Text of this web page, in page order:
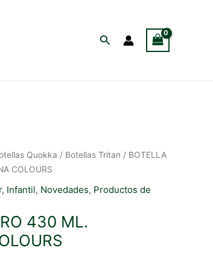
Buscar
Quokka / Botellas Tritan / BOTELLA
COLOURS
, Infantil, Novedades, Productos de
430 ML.